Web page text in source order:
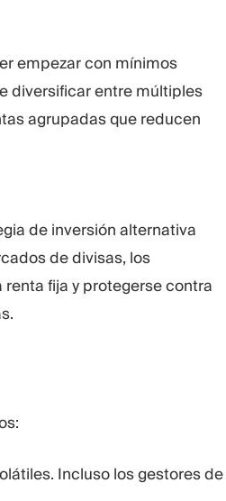
empezar con mínimos
diversificar entre múltiples
agrupadas que reducen
de inversión alternativa
de divisas, los
fija y protegerse contra
Incluso los gestores de